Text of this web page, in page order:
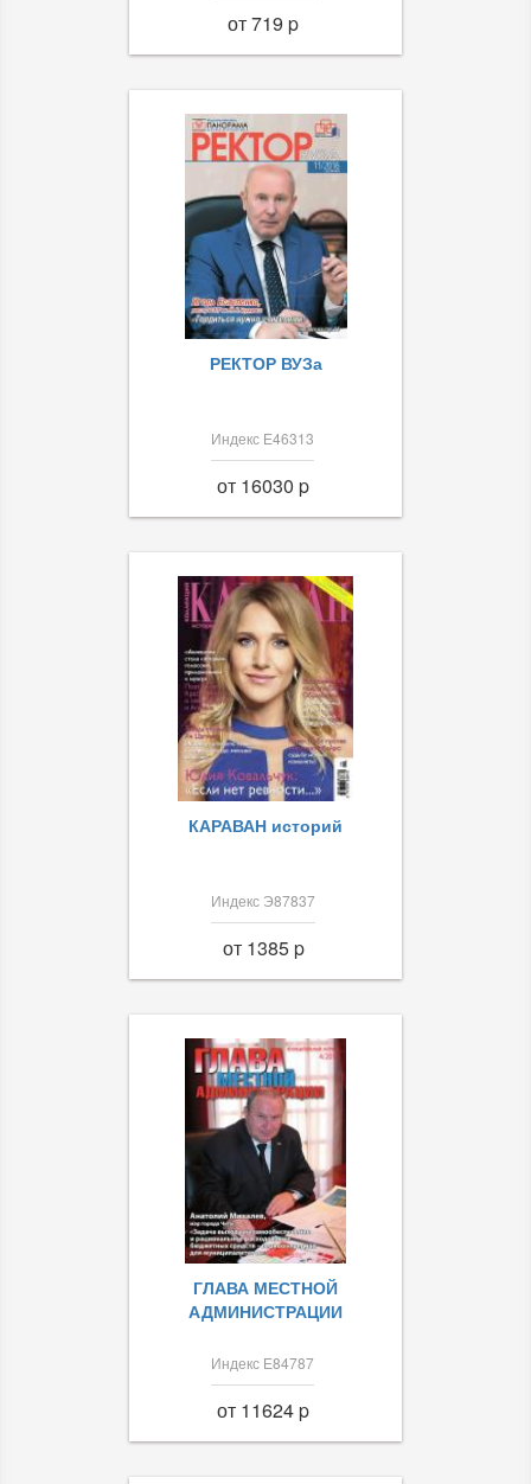
от 719 p
РЕКТОР ВУЗа
Индекс Е46313
от 16030 p
КАРАВАН историй
Индекс Э87837
от 1385 p
ГЛАВА МЕСТНОЙ
АДМИНИСТРАЦИИ
Индекс Е84787
от 11624 p